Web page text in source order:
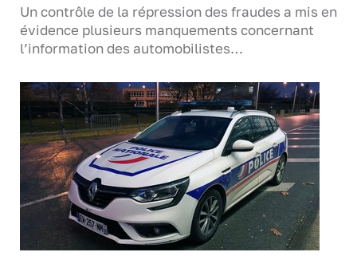
Un contrôle de la répression des fraudes a mis en
évidence plusieurs manquements concernant
l’information des automobilistes…